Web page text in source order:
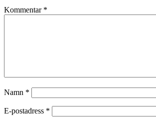
Kommentar *
Namn *
E-postadress *